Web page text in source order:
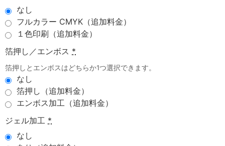
なし
フルカラー CMYK（追加料金）
１色印刷（追加料金）
箔押し／エンボス *
箔押しとエンボスはどちらか1つ選択できます。
なし
箔押し（追加料金）
エンボス加工（追加料金）
ジェル加工 *
なし